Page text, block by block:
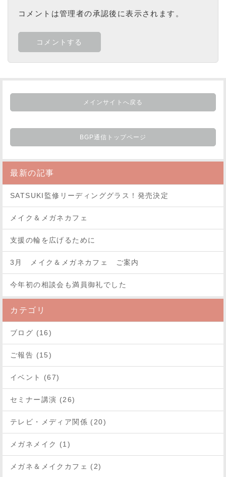
コメントは管理者の承認後に表示されます。
メインサイトへ戻る
BGP通信トップページ
最新の記事
SATSUKI監修リーディンググラス！発売決定
メイク＆メガネカフェ
支援の輪を広げるために
3月 メイク＆メガネカフェ ご案内
今年初の相談会も満員御礼でした
カテゴリ
ブログ (16)
ご報告 (15)
イベント (67)
セミナー講演 (26)
テレビ・メディア関係 (20)
メガネメイク (1)
メガネ＆メイクカフェ (2)